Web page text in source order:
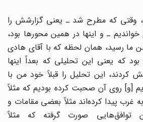
که مطرح شد ـ یعنی گزارشش را
ـ و اینها در همین محورها بود،
ما رسید، همان لحظه که با آقای هادی
که یعنی این تحلیلی که بعداً اینها
این تحلیل را قبلاً خود من با
[و] روی آن صحبت کرده بودیم که مثلاً
غرب پیدا کرده‌اند مثلاً بعضی مقامات و
توافق‌هایی صورت گرفته که مثلاً